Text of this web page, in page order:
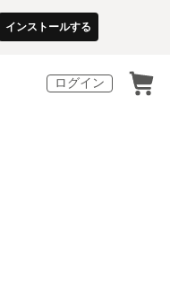
インストールする
ログイン